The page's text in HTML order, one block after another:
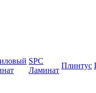
SPC
Ламинат
Плинтус